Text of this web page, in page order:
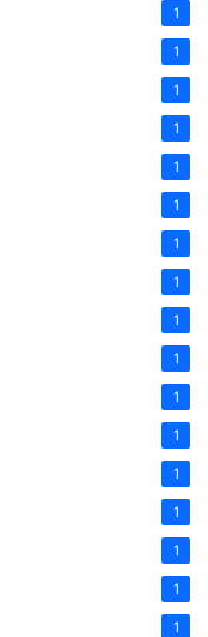
1
1
1
1
1
1
1
1
1
1
1
1
1
1
1
1
1